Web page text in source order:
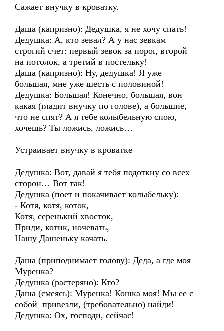
Сажает внучку в кроватку.
Даша (капризно): Дедушка, я не хочу спать!
Дедушка: А, кто зевал? А у нас зевкам
строгий счет: первый зевок за порог, второй
на потолок, а третий в постельку!
Даша (капризно): Ну, дедушка! Я уже
большая, мне уже шесть с половиной!
Дедушка: Большая! Конечно, большая, вон
какая (гладит внучку по голове), а большие,
что не спят? А я тебе колыбельную спою,
хочешь? Ты ложись, ложись…
Устраивает внучку в кроватке
Дедушка: Вот, давай я тебя подоткну со всех
сторон… Вот так!
Дедушка (поет и покачивает колыбельку):
- Котя, котя, коток,
Котя, серенький хвосток,
Приди, котик, ночевать,
Нашу Дашеньку качать.
Даша (приподнимает голову): Деда, а где моя
Муренка?
Дедушка (растеряно): Кто?
Даша (смеясь): Муренка! Кошка моя! Мы ее с
собой привезли, (требовательно) найди!
Дедушка: Ох, господи, сейчас!